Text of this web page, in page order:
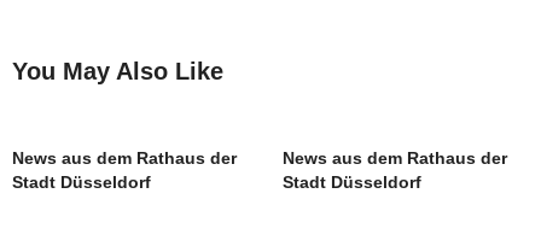
You May Also Like
News aus dem Rathaus der
Stadt Düsseldorf
News aus dem Rathaus der
Stadt Düsseldorf